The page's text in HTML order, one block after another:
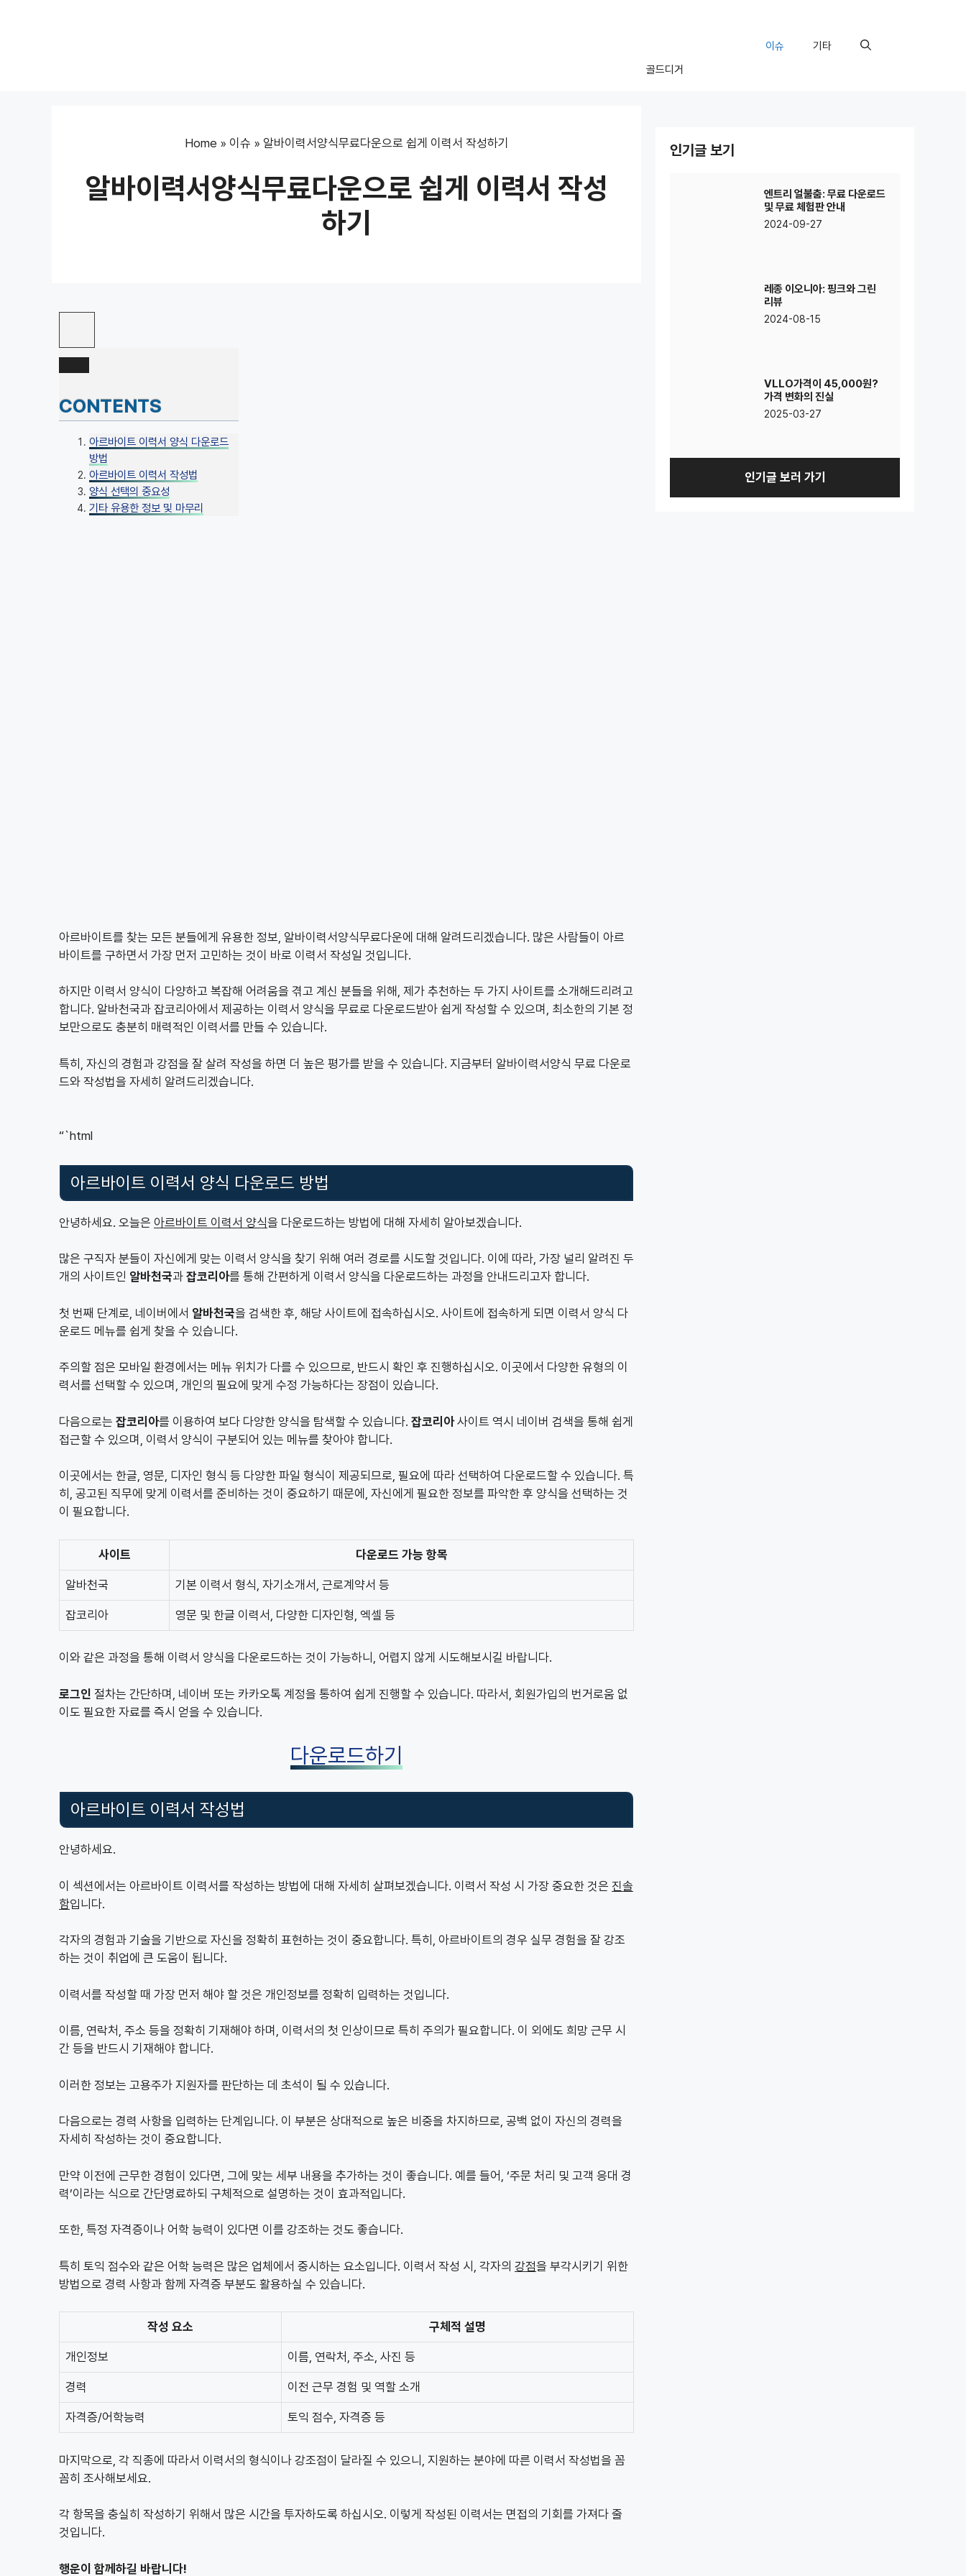
골드디거
이슈 기타
Home » 이슈 » 알바이력서양식무료다운으로 쉽게 이력서 작성하기
알바이력서양식무료다운으로 쉽게 이력서 작성
하기
CONTENTS
아르바이트 이력서 양식 다운로드
방법
아르바이트 이력서 작성법
양식 선택의 중요성
기타 유용한 정보 및 마무리
아르바이트를 찾는 모든 분들에게 유용한 정보, 알바이력서양식무료다운에 대해 알려드리겠습니다. 많은 사람들이 아르
바이트를 구하면서 가장 먼저 고민하는 것이 바로 이력서 작성일 것입니다.
하지만 이력서 양식이 다양하고 복잡해 어려움을 겪고 계신 분들을 위해, 제가 추천하는 두 가지 사이트를 소개해드리려고
합니다. 알바천국과 잡코리아에서 제공하는 이력서 양식을 무료로 다운로드받아 쉽게 작성할 수 있으며, 최소한의 기본 정
보만으로도 충분히 매력적인 이력서를 만들 수 있습니다.
특히, 자신의 경험과 강점을 잘 살려 작성을 하면 더 높은 평가를 받을 수 있습니다. 지금부터 알바이력서양식 무료 다운로
드와 작성법을 자세히 알려드리겠습니다.
“`html
아르바이트 이력서 양식 다운로드 방법
안녕하세요. 오늘은 아르바이트 이력서 양식을 다운로드하는 방법에 대해 자세히 알아보겠습니다.
많은 구직자 분들이 자신에게 맞는 이력서 양식을 찾기 위해 여러 경로를 시도할 것입니다. 이에 따라, 가장 널리 알려진 두
개의 사이트인 알바천국과 잡코리아를 통해 간편하게 이력서 양식을 다운로드하는 과정을 안내드리고자 합니다.
첫 번째 단계로, 네이버에서 알바천국을 검색한 후, 해당 사이트에 접속하십시오. 사이트에 접속하게 되면 이력서 양식 다
운로드 메뉴를 쉽게 찾을 수 있습니다.
주의할 점은 모바일 환경에서는 메뉴 위치가 다를 수 있으므로, 반드시 확인 후 진행하십시오. 이곳에서 다양한 유형의 이
력서를 선택할 수 있으며, 개인의 필요에 맞게 수정 가능하다는 장점이 있습니다.
다음으로는 잡코리아를 이용하여 보다 다양한 양식을 탐색할 수 있습니다. 잡코리아사이트 역시 네이버 검색을 통해 쉽게
접근할 수 있으며, 이력서 양식이 구분되어 있는 메뉴를 찾아야 합니다.
이곳에서는 한글, 영문, 디자인 형식 등 다양한 파일 형식이 제공되므로, 필요에 따라 선택하여 다운로드할 수 있습니다. 특
히, 공고된 직무에 맞게 이력서를 준비하는 것이 중요하기 때문에, 자신에게 필요한 정보를 파악한 후 양식을 선택하는 것
이 필요합니다.
사이트 다운로드 가능 항목
알바천국 기본 이력서 형식, 자기소개서, 근로계약서 등
잡코리아 영문 및 한글 이력서, 다양한 디자인형, 엑셀 등
이와 같은 과정을 통해 이력서 양식을 다운로드하는 것이 가능하니, 어렵지 않게 시도해보시길 바랍니다.
로그인 절차는 간단하며, 네이버 또는 카카오톡 계정을 통하여 쉽게 진행할 수 있습니다. 따라서, 회원가입의 번거로움 없
이도 필요한 자료를 즉시 얻을 수 있습니다.
다운로드하기
아르바이트 이력서 작성법
안녕하세요.
이 섹션에서는 아르바이트 이력서를 작성하는 방법에 대해 자세히 살펴보겠습니다. 이력서 작성 시 가장 중요한 것은 진솔
함입니다.
각자의 경험과 기술을 기반으로 자신을 정확히 표현하는 것이 중요합니다. 특히, 아르바이트의 경우 실무 경험을 잘 강조
하는 것이 취업에 큰 도움이 됩니다.
이력서를 작성할 때 가장 먼저 해야 할 것은 개인정보를 정확히 입력하는 것입니다.
이름, 연락처, 주소 등을 정확히 기재해야 하며, 이력서의 첫 인상이므로 특히 주의가 필요합니다. 이 외에도 희망 근무 시
간 등을 반드시 기재해야 합니다.
이러한 정보는 고용주가 지원자를 판단하는 데 초석이 될 수 있습니다.
다음으로는 경력 사항을 입력하는 단계입니다. 이 부분은 상대적으로 높은 비중을 차지하므로, 공백 없이 자신의 경력을
자세히 작성하는 것이 중요합니다.
만약 이전에 근무한 경험이 있다면, 그에 맞는 세부 내용을 추가하는 것이 좋습니다. 예를 들어, ‘주문 처리 및 고객 응대 경
력’이라는 식으로 간단명료하되 구체적으로 설명하는 것이 효과적입니다.
또한, 특정 자격증이나 어학 능력이 있다면 이를 강조하는 것도 좋습니다.
특히 토익 점수와 같은 어학 능력은 많은 업체에서 중시하는 요소입니다. 이력서 작성 시, 각자의 강점을 부각시키기 위한
방법으로 경력 사항과 함께 자격증 부분도 활용하실 수 있습니다.
작성 요소 구체적 설명
개인정보 이름, 연락처, 주소, 사진 등
경력 이전 근무 경험 및 역할 소개
자격증/어학능력 토익 점수, 자격증 등
마지막으로, 각 직종에 따라서 이력서의 형식이나 강조점이 달라질 수 있으니, 지원하는 분야에 따른 이력서 작성법을 꼼
꼼히 조사해보세요.
각 항목을 충실히 작성하기 위해서 많은 시간을 투자하도록 하십시오. 이렇게 작성된 이력서는 면접의 기회를 가져다 줄
것입니다.
행운이 함께하길 바랍니다!
인기글 보기
엔트리 얼불춤: 무료 다운로드
및 무료 체험판 안내
2024-09-27
레종 이오니아: 핑크와 그린
리뷰
2024-08-15
VLLO가격이 45,000원?
가격 변화의 진실
2025-03-27
인기글 보러 가기